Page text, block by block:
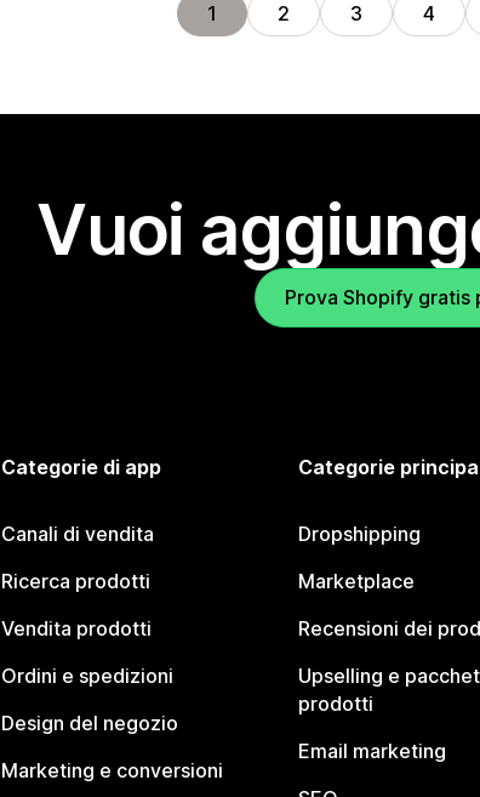
1 2 3 4
Vuoi
Prova Shopify gratis
Categorie di app
Canali di vendita
Ricerca prodotti
Vendita prodotti
Ordini e spedizioni
Design del negozio
Marketing e conversioni
Categorie
Dropshipping
Marketplace
Recensioni dei
Upselling e
prodotti
Email marketing